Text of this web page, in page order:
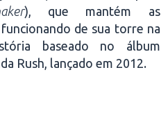
), que mantém as
de sua torre na
baseado no álbum
Rush, lançado em 2012.